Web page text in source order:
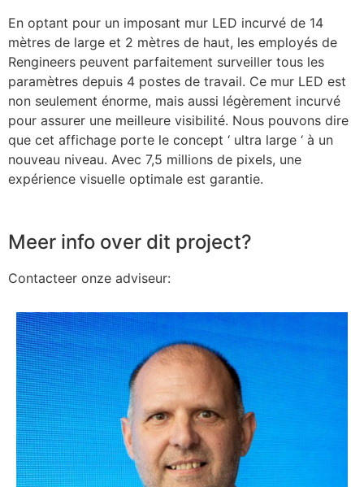
En optant pour un imposant mur LED incurvé de 14
mètres de large et 2 mètres de haut, les employés de
Rengineers peuvent parfaitement surveiller tous les
paramètres depuis 4 postes de travail. Ce mur LED est
non seulement énorme, mais aussi légèrement incurvé
pour assurer une meilleure visibilité. Nous pouvons dire
que cet affichage porte le concept ‘ ultra large ‘ à un
nouveau niveau. Avec 7,5 millions de pixels, une
expérience visuelle optimale est garantie.
Meer info over dit project?
Contacteer onze adviseur: